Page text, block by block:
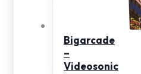
Bigarcade
–
Videosonic